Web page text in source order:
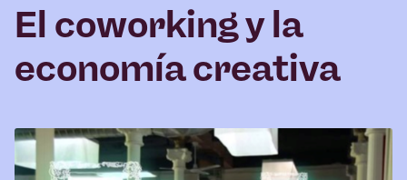
Tu dinero tiene potencial de cambio. Explora
cómo influir en positivo en la sociedad, la cultura
Iniciativas sociales
Inversión de impacto
El coworking y la
economía creativa